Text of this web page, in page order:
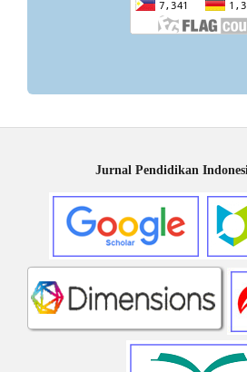
Jurnal Pendidikan